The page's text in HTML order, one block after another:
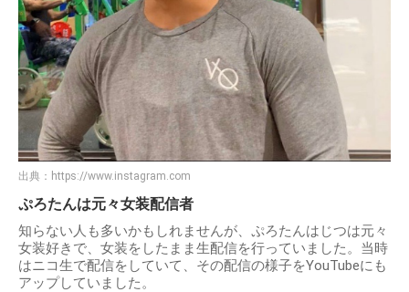
出典： https://www.instagram.com
ぷろたんは元々女装配信者
知らない人も多いかもしれませんが、ぷろたんはじつは元々
女装好きで、女装をしたまま生配信を行っていました。当時
はニコ生で配信をしていて、その配信の様子をYouTubeにも
アップしていました。